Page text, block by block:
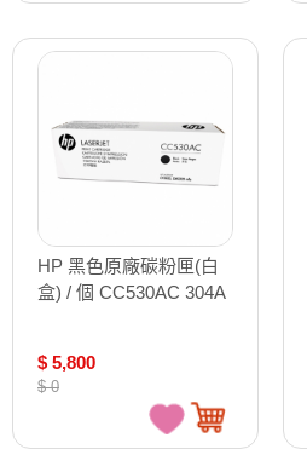
HP 黑色原廠碳粉匣(白
盒) / 個 CC530AC 304A
$ 5,800
$ 0